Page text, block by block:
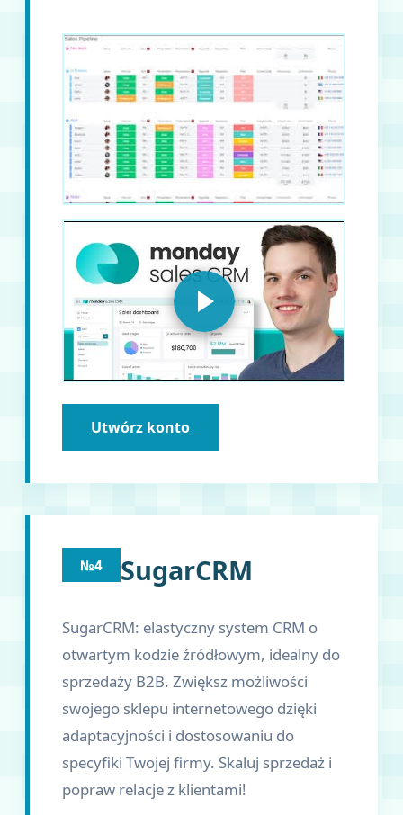
Utwórz konto
№4 SugarCRM
SugarCRM: elastyczny system CRM o
otwartym kodzie źródłowym, idealny do
sprzedaży B2B. Zwiększ możliwości
swojego sklepu internetowego dzięki
adaptacyjności i dostosowaniu do
specyfiki Twojej firmy. Skaluj sprzedaż i
popraw relacje z klientami!